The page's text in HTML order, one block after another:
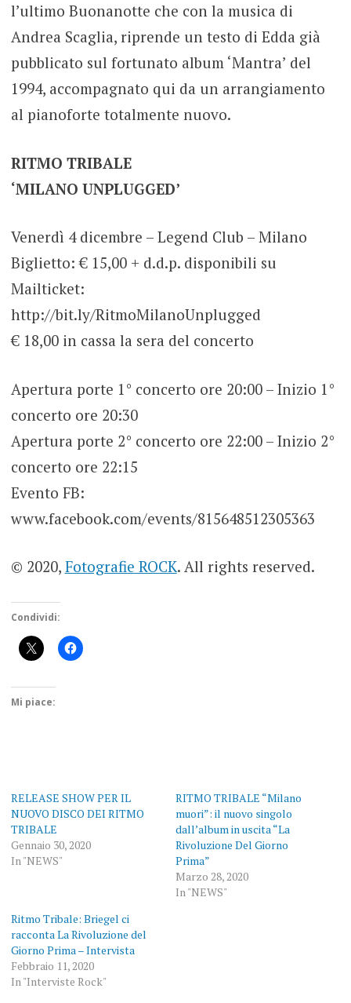
l’ultimo Buonanotte che con la musica di
Andrea Scaglia, riprende un testo di Edda già
pubblicato sul fortunato album ‘Mantra’ del
1994, accompagnato qui da un arrangiamento
al pianoforte totalmente nuovo.
RITMO TRIBALE
‘MILANO UNPLUGGED’
Venerdì 4 dicembre – Legend Club – Milano
Biglietto: € 15,00 + d.d.p. disponibili su
Mailticket:
http://bit.ly/RitmoMilanoUnplugged
€ 18,00 in cassa la sera del concerto
Apertura porte 1° concerto ore 20:00 – Inizio 1°
concerto ore 20:30
Apertura porte 2° concerto ore 22:00 – Inizio 2°
concerto ore 22:15
Evento FB:
www.facebook.com/events/815648512305363
© 2020, Fotografie ROCK. All rights reserved.
Condividi:
Mi piace:
RELEASE SHOW PER IL
NUOVO DISCO DEI RITMO
TRIBALE
Gennaio 30, 2020
In "NEWS"
RITMO TRIBALE “Milano
muori”: il nuovo singolo
dall’album in uscita “La
Rivoluzione Del Giorno
Prima”
Marzo 28, 2020
In "NEWS"
Ritmo Tribale: Briegel ci
racconta La Rivoluzione del
Giorno Prima – Intervista
Febbraio 11, 2020
In "Interviste Rock"